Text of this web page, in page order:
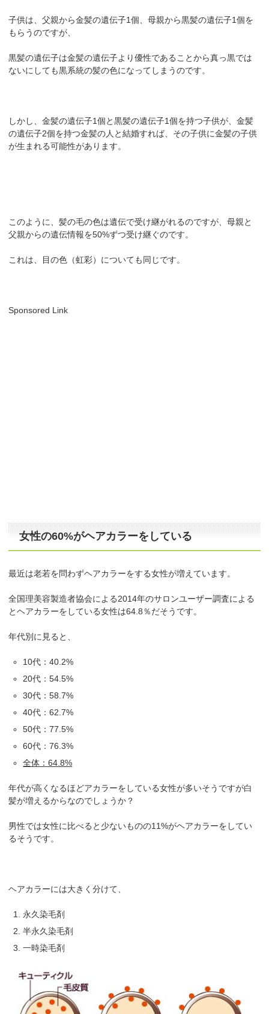
子供は、父親から金髪の遺伝子1個、母親から黒髪の遺伝子1個を
もらうのですが、
黒髪の遺伝子は金髪の遺伝子より優性であることから真っ黒では
ないにしても黒系統の髪の色になってしまうのです。
しかし、金髪の遺伝子1個と黒髪の遺伝子1個を持つ子供が、金髪
の遺伝子2個を持つ金髪の人と結婚すれば、その子供に金髪の子供
が生まれる可能性があります。
このように、髪の毛の色は遺伝で受け継がれるのですが、母親と
父親からの遺伝情報を50%ずつ受け継ぐのです。
これは、目の色（虹彩）についても同じです。
Sponsored Link
女性の60%がヘアカラーをしている
最近は老若を問わずヘアカラーをする女性が増えています。
全国理美容製造者協会による2014年のサロンユーザー調査による
とヘアカラーをしている女性は64.8％だそうです。
年代別に見ると、
10代：40.2%
20代：54.5%
30代：58.7%
40代：62.7%
50代：77.5%
60代：76.3%
全体：64.8%
年代が高くなるほどアカラーをしている女性が多いそうですが白
髪が増えるからなのでしょうか？
男性では女性に比べると少ないものの11%がヘアカラーをしてい
るそうです。
ヘアカラーには大きく分けて、
永久染毛剤
半永久染毛剤
一時染毛剤